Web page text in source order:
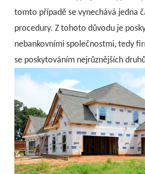
tomto případě se vynechává jedna
procedury. Z tohoto důvodu je
nebankovními společnostmi, tedy
se poskytováním nejrůznějších